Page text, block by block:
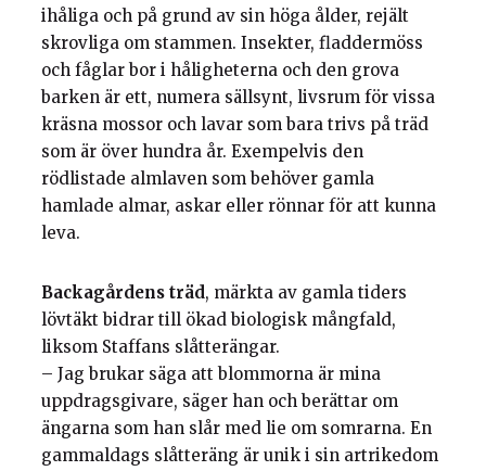
ihåliga och på grund av sin höga ålder, rejält
skrovliga om stammen. Insekter, fladdermöss
och fåglar bor i håligheterna och den grova
barken är ett, numera sällsynt, livsrum för vissa
kräsna mossor och lavar som bara trivs på träd
som är över hundra år. Exempelvis den
rödlistade almlaven som behöver gamla
hamlade almar, askar eller rönnar för att kunna
leva.
Backagårdens träd, märkta av gamla tiders
lövtäkt bidrar till ökad biologisk mångfald,
liksom Staffans slåtterängar.
– Jag brukar säga att blommorna är mina
uppdragsgivare, säger han och berättar om
ängarna som han slår med lie om somrarna. En
gammaldags slåtteräng är unik i sin artrikedom